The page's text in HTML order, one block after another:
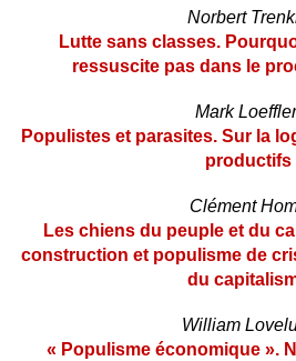
Norbert
Lutte sans classes.
ressuscite pas dans le
Mark
Populistes et parasites. Sur la
productifs
Clément
Les chiens du peuple et du
construction et populisme de
du
William
« Populisme économique ».